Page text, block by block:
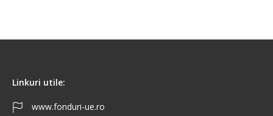
Linkuri utile:
www.fonduri-ue.ro